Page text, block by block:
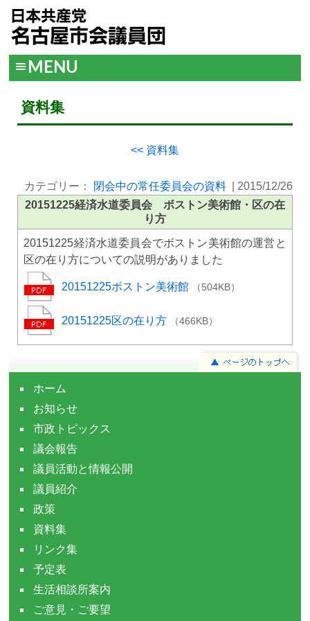
MENU
資料集
<< 資料集
カテゴリー： 閉会中の常任委員会の資料
2015/12/26
20151225経済水道委員会 ボストン美術館・区の在
り方
20151225経済水道委員会でボストン美術館の運営と
区の在り方についての説明がありました
20151225ボストン美術館 （504KB）
20151225区の在り方 （466KB）
ホーム
お知らせ
市政トピックス
議会報告
議員活動と情報公開
議員紹介
政策
資料集
リンク集
予定表
生活相談所案内
ご意見・ご要望